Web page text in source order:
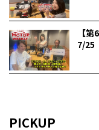
【
7/25
PICKUP